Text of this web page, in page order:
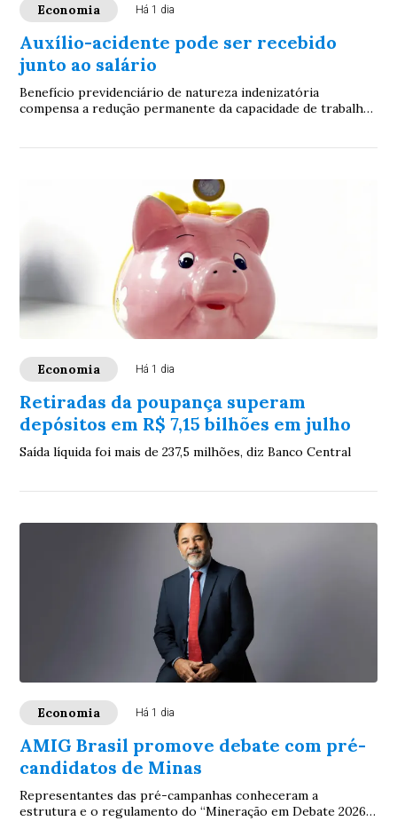
Economia Há 1 dia
Auxílio-acidente pode ser recebido
junto ao salário
Benefício previdenciário de natureza indenizatória
compensa a redução permanente da capacidade de trabalho
Economia Há 1 dia
Retiradas da poupança superam
depósitos em R$ 7,15 bilhões em julho
Saída líquida foi mais de 237,5 milhões, diz Banco Central
Economia Há 1 dia
AMIG Brasil promove debate com pré-
candidatos de Minas
Representantes das pré-campanhas conheceram a
estrutura e o regulamento do “Mineração em Debate 2026”,